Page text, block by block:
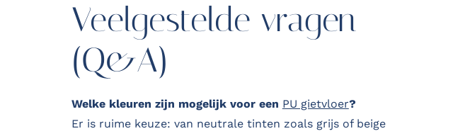
Veelgestelde vragen
(Q&A)
Welke kleuren zijn mogelijk voor een PU gietvloer?
Er is ruime keuze: van neutrale tinten zoals grijs of beige